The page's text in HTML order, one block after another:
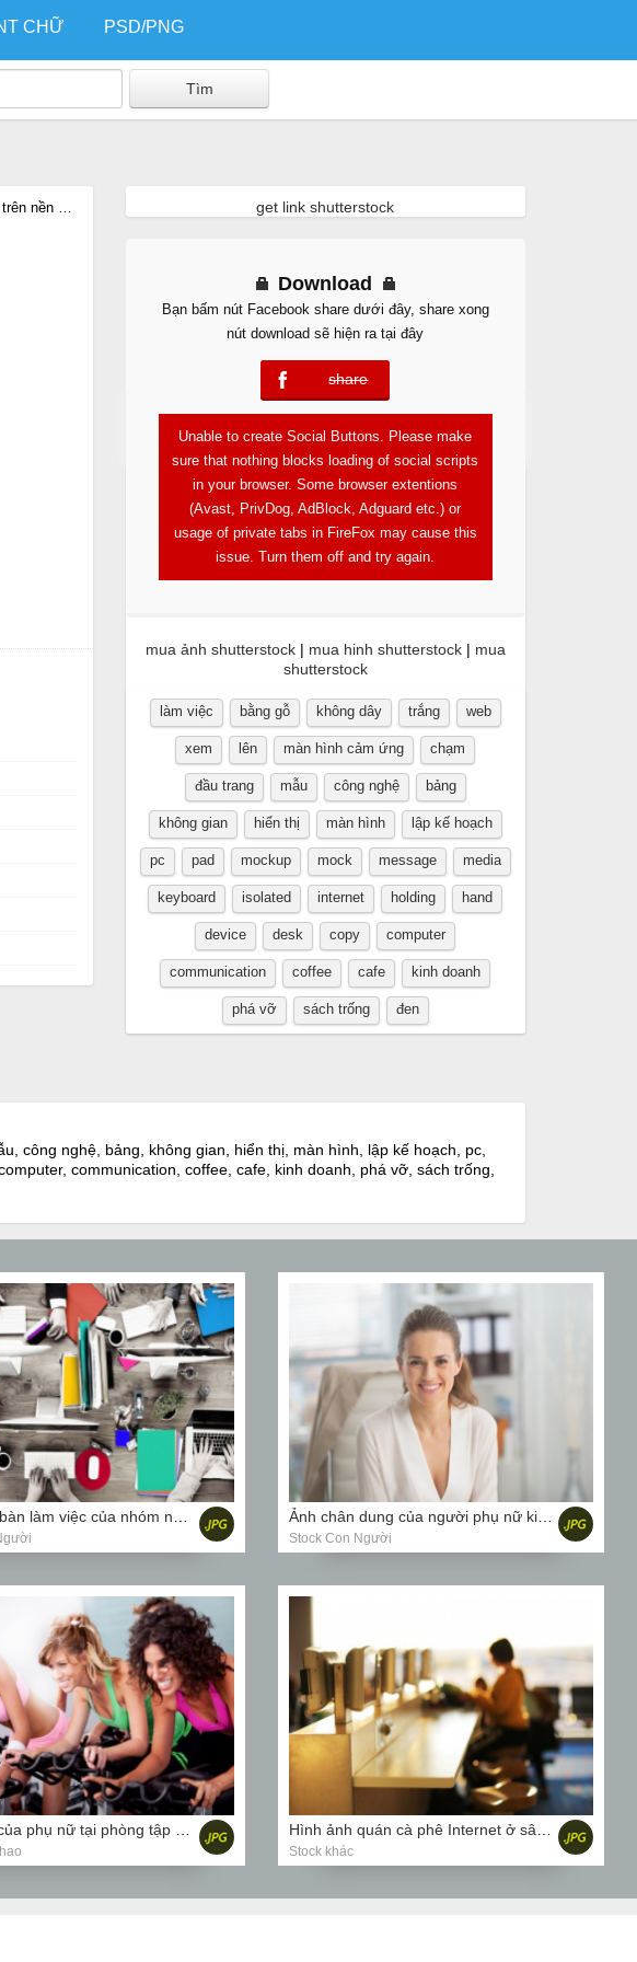
CHỮ PSD/PNG
cà phê get link shutterstock
Free Download
Download
Bạn bấm nút Facebook share dưới đây, share xong
nút download sẽ hiện ra tại đây
share
error
Unable to create Social Buttons. Please make
sure that nothing blocks loading of social scripts
in your browser. Some browser extentions
(Avast, PrivDog, AdBlock, Adguard etc.) or
usage of private tabs in FireFox may cause this
issue. Turn them off and try again.
mua ảnh shutterstock| mua hinh shutterstock| mua
shutterstock
làm việc bằng gỗ không dây trắng web
xem lên màn hình cảm ứng chạm
đầu trang mẫu công nghệ bảng
không gian hiển thị màn hình lập kế hoạch
pc pad mockup mock message media
keyboard isolated internet holding hand
device desk copy computer
communication coffee cafe kinh doanh
phá vỡ sách trống đen
công nghệ, bảng, không gian, hiển thị, màn hình, lập kế hoạch, pc,
communication, coffee, cafe, kinh doanh, phá vỡ, sách trống,
Ảnh chân dung của người phụ nữ kinh doanh đang mỉm cười trong văn phòng
Stock Con Người
Stock khác